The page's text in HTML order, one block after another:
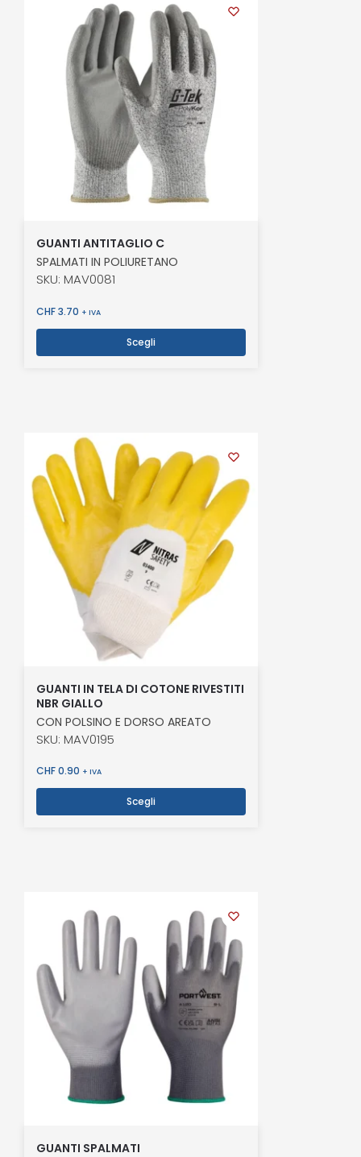
GUANTI ANTITAGLIO C
SPALMATI IN POLIURETANO
SKU: MAV0081
CHF3.70 + IVA
Scegli
GUANTI IN TELA DI COTONE RIVESTITI
NBR GIALLO
CON POLSINO E DORSO AREATO
SKU: MAV0195
CHF0.90 + IVA
Scegli
GUANTI SPALMATI